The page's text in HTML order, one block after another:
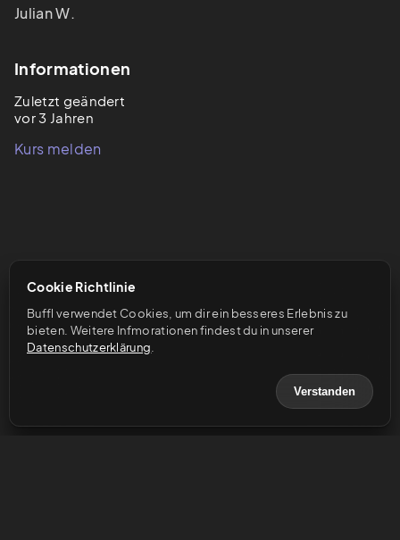
Cookie Richtlinie
Buffl verwendet Cookies, um dir ein besseres Erlebnis zu
bieten. Weitere Infmorationen findest du in unserer
Datenschutzerklärung
Verstanden
Julian W.
Informationen
Zuletzt geändert
vor 3 Jahren
Kurs melden